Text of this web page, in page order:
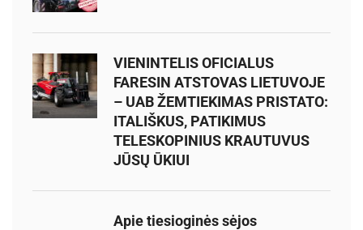
VIENINTELIS OFICIALUS
FARESIN ATSTOVAS LIETUVOJE
– UAB ŽEMTIEKIMAS PRISTATO:
ITALIŠKUS, PATIKIMUS
TELESKOPINIUS KRAUTUVUS
JŪSŲ ŪKIUI
Apie tiesioginės sėjos